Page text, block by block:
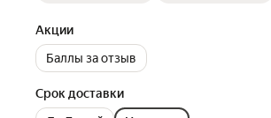
Акции
Баллы за отзыв
Срок доставки